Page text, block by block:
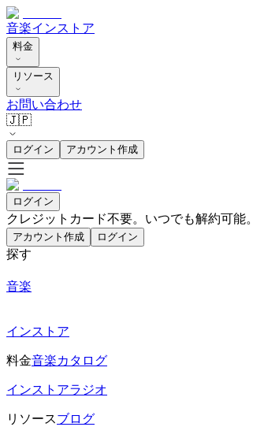
音楽インストア
料金
リソース
お問い合わせ
🇯🇵
ログイン アカウント作成
ログイン
クレジットカード不要。いつでも解約可能。
アカウント作成 ログイン
探す
音楽
インストア
料金音楽カタログ
インストアラジオ
リソースブログ